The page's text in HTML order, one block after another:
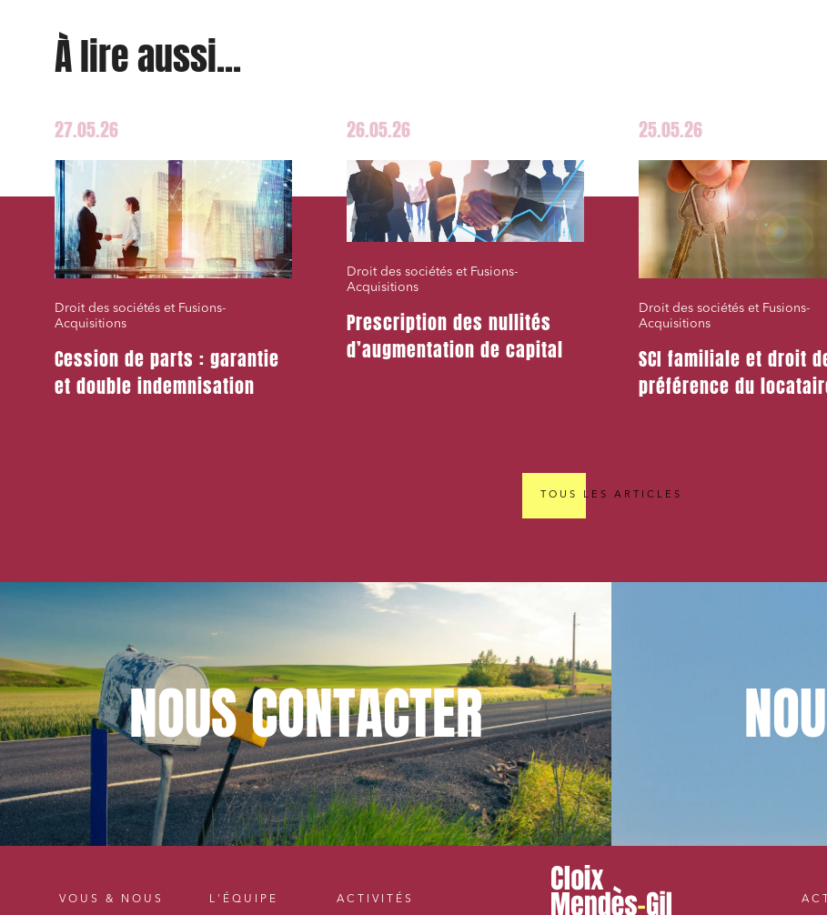
À lire aussi...
27.05.26
Droit des sociétés et Fusions-
Acquisitions
Cession de parts : garantie
et double indemnisation
26.05.26
Droit des sociétés et Fusions-
Acquisitions
Prescription des nullités
d’augmentation de capital
25.05.26
Droit des sociétés et Fusions-
Acquisitions
SCI familiale et droit
préférence du
TOUS LES ARTICLES
NOUSCONTACTER
VOUS & NOUS L'ÉQUIPE ACTIVITÉS